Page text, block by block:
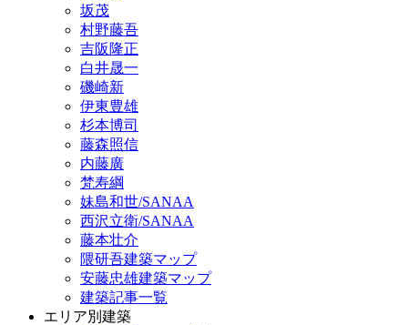
坂茂
村野藤吾
吉阪隆正
白井晟一
磯崎新
伊東豊雄
杉本博司
藤森照信
内藤廣
梵寿綱
妹島和世/SANAA
西沢立衛/SANAA
藤本壮介
隈研吾建築マップ
安藤忠雄建築マップ
建築記事一覧
エリア別建築